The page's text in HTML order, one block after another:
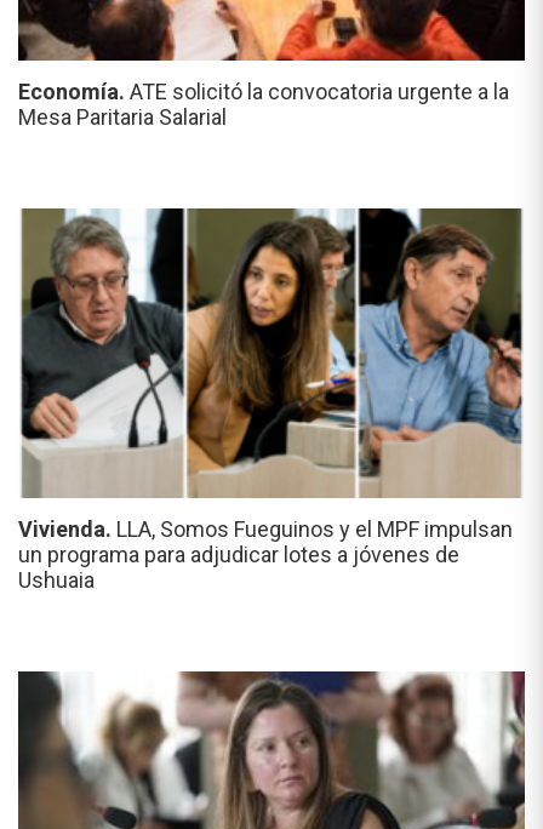
Economía. ATE solicitó la convocatoria urgente a la
Mesa Paritaria Salarial
Vivienda. LLA, Somos Fueguinos y el MPF impulsan
un programa para adjudicar lotes a jóvenes de
Ushuaia